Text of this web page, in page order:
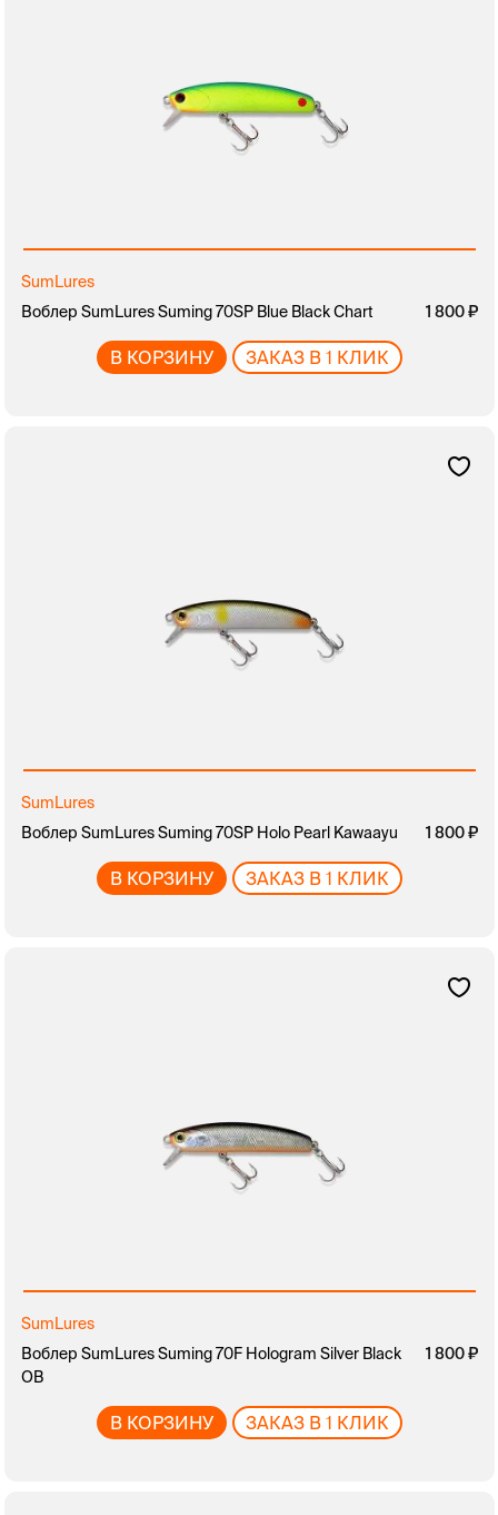
SumLures
Воблер SumLures Suming 70SP Blue Black Chart
1 800
В КОРЗИНУ ЗАКАЗ В 1 КЛИК
SumLures
Воблер SumLures Suming 70SP Holo Pearl Kawaayu
1 800
В КОРЗИНУ ЗАКАЗ В 1 КЛИК
SumLures
Воблер SumLures Suming 70F Hologram Silver Black
OB
1 800
В КОРЗИНУ ЗАКАЗ В 1 КЛИК